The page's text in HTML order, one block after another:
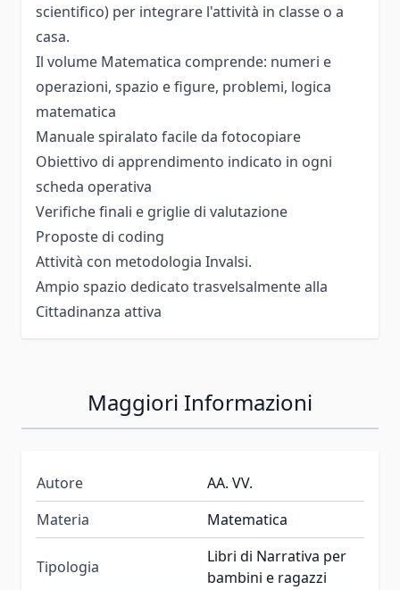
scientifico) per integrare l'attività in classe o a
casa.
Il volume Matematica comprende: numeri e
operazioni, spazio e figure, problemi, logica
matematica
Manuale spiralato facile da fotocopiare
Obiettivo di apprendimento indicato in ogni
scheda operativa
Verifiche finali e griglie di valutazione
Proposte di coding
Attività con metodologia Invalsi.
Ampio spazio dedicato trasvelsalmente alla
Cittadinanza attiva
Maggiori Informazioni
Autore
AA. VV.
Materia
Matematica
Tipologia
Libri di Narrativa per
bambini e ragazzi